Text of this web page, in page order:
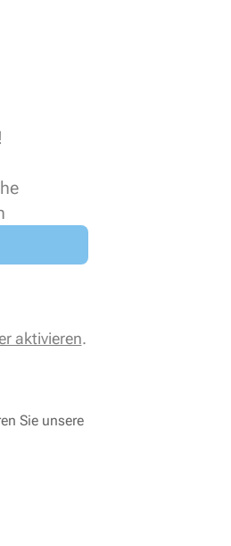
aktivieren.
Sie unsere